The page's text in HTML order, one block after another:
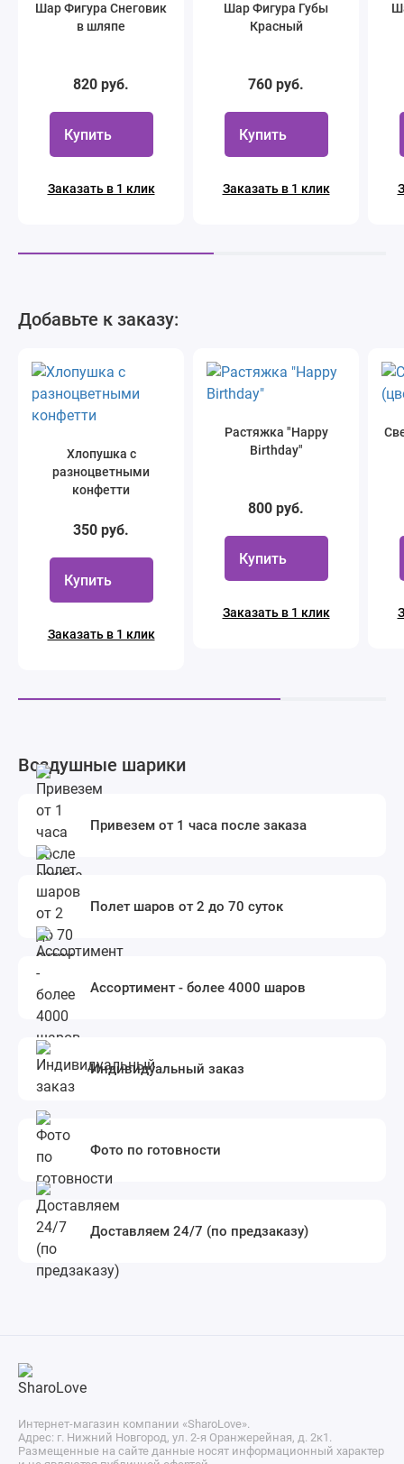
Шар Фигура Снеговик
в шляпе
820 руб.
Купить
Заказать в 1 клик
Шар Фигура Губы
Красный
760 руб.
Купить
Заказать в 1 клик
Добавьте к заказу:
Хлопушка с
разноцветными
конфетти
350 руб.
Купить
Заказать в 1 клик
Растяжка "Happy
Birthday"
800 руб.
Купить
Заказать в 1 клик
Воздушные шарики
Привезем от 1 часа после заказа
Полет шаров от 2 до 70 суток
Ассортимент - более 4000 шаров
Индивидуальный заказ
Фото по готовности
Доставляем 24/7 (по предзаказу)
Интернет-магазин компании «SharoLove».
Адрес: г. Нижний Новгород, ул. 2-я Оранжерейная, д. 2к1.
Размещенные на сайте данные носят информационный характер